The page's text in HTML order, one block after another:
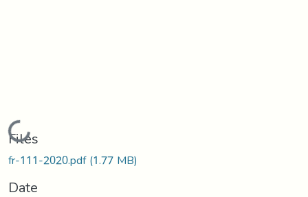
Loading...
Files
fr-111-2020.pdf(1.77 MB)
Date